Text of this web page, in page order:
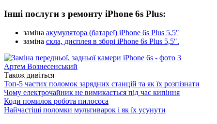
Інші послуги з ремонту iPhone 6s Plus:
заміна акумулятора (батареї) iPhone 6s Plus 5,5″
заміна скла, дисплея в зборі iPhone 6s Plus 5,5″.
Артем Вознесенський
Також дивіться
Топ-5 частих поломок зарядних станцій та як їх розпізнати
Чому електрочайник не вимикається під час кипіння
Коди помилок робота пилососа
Найчастіші поломки мультиварок і як їх усунути